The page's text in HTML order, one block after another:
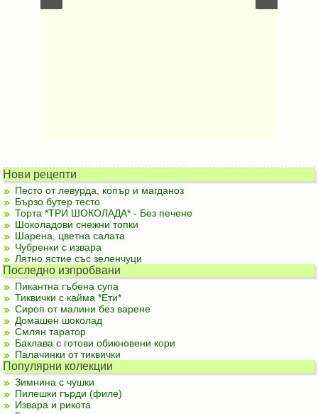
Нови рецепти
Песто от левурда, копър и магданоз
Бързо бутер тесто
Торта *ТРИ ШОКОЛАДА* - Без печене
Шоколадови снежни топки
Шарена, цветна салата
Чубренки с извара
Лятно ястие със зеленчуци
Последно изпробвани
Пикантна гъбена супа
Тиквички с кайма *Ети*
Сироп от малини без варене
Домашен шоколад
Смлян таратор
Баклава с готови обикновени кори
Палачинки от тиквички
Популярни колекции
Зимнина с чушки
Пилешки гърди (филе)
Извара и рикота